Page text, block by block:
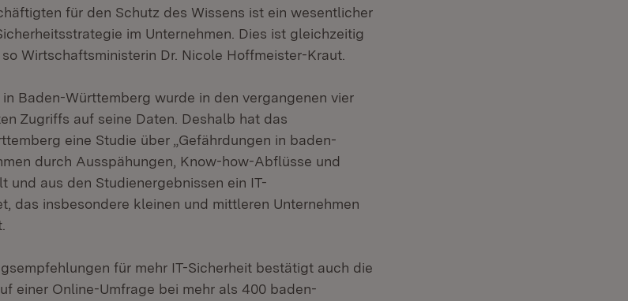
für den Schutz des Wissens ist ein wesentlicher
im Unternehmen. Dies ist gleichzeitig
Wirtschaftsministerin Dr. Nicole Hoffmeister-Kraut.
Baden-Württemberg wurde in den vergangenen vier
Zugriffs auf seine Daten. Deshalb hat das
eine Studie über „Gefährdungen in baden-
durch Ausspähungen, Know-how-Abflüsse und
und aus den Studienergebnissen ein IT-
das insbesondere kleinen und mittleren Unternehmen
für mehr IT-Sicherheit bestätigt auch die
einer Online-Umfrage bei mehr als 400 baden-